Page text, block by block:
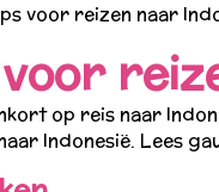
voor reizen naar
op reis naar
Indonesië. Lees